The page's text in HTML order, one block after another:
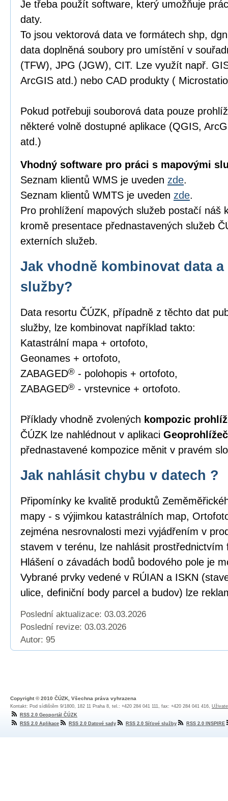
Je třeba použít software, který umožňuje
daty.
To jsou vektorová data ve formátech shp,
data doplněná soubory pro umístění v
(TFW), JPG (JGW), CIT. Lze využít např.
ArcGIS atd.) nebo CAD produkty (
Pokud potřebuji souborová data pouze
některé volně dostupné aplikace (QGIS,
atd.)
Vhodný software pro práci s mapovými
Seznam klientů WMS je uveden zde.
Seznam klientů WMTS je uveden zde.
Pro prohlížení mapových služeb postačí náš
kromě presentace přednastavených služeb
externích služeb.
Jak vhodně kombinovat data
služby?
Data resortu ČÚZK, případně z těchto dat
služby, lze kombinovat například takto:
Katastrální mapa + ortofoto,
Geonames + ortofoto,
ZABAGED® - polohopis + ortofoto,
ZABAGED® - vrstevnice + ortofoto.
Příklady vhodně zvolených kompozic
ČÚZK lze nahlédnout v aplikaci Geoprohlížeč
přednastavené kompozice měnit v pravém
Jak nahlásit chybu v datech ?
Připomínky ke kvalitě produktů
mapy - s výjimkou katastrálních map,
zejména nesrovnalosti mezi vyjádřením v
stavem v terénu, lze nahlásit
Hlášení o závadách bodů bodového pole je
Vybrané prvky vedené v RÚIAN a ISKN
ulice, definiční body parcel a budov) lze
Poslední aktualizace: 03.03.2026
Poslední revize: 03.03.2026
Autor: 95
Copyright © 2010 ČÚZK, Všechna práva vyhrazena
Kontakt: Pod sídlištěm 9/1800, 182 11 Praha 8, tel.: +420 284 041 111, fax: +420 284 041 416,
RSS 2.0 Geoportál ČÚZK
RSS 2.0 Aplikace
RSS 2.0 Datové sady RSS 2.0 Síťové služby RSS 2.0 INSPIRE